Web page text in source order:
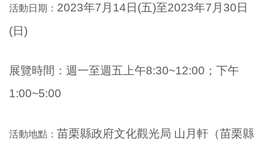
活動日期： 2023年7月14日(五)至2023年7月30日
(日)
展覽時間： 週一至週五上午8:30~12:00；下午
1:00~5:00
活動地點： 苗栗縣政府文化觀光局 山月軒（苗栗縣